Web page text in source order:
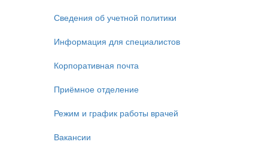
Сведения об учетной политики
Информация для специалистов
Корпоративная почта
Приёмное отделение
Режим и график работы врачей
Вакансии